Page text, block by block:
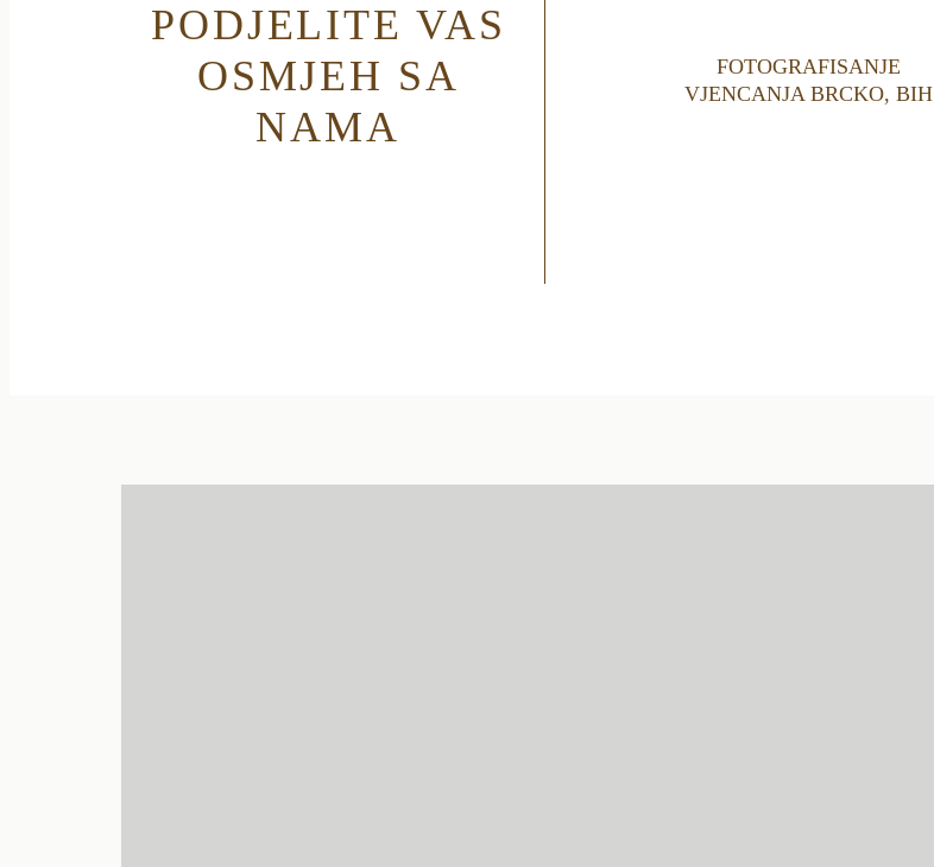
PODJELITE VAS
OSMJEH SA
NAMA
FOTOGRAFISANJE
VJENCANJA BRCKO, BIH